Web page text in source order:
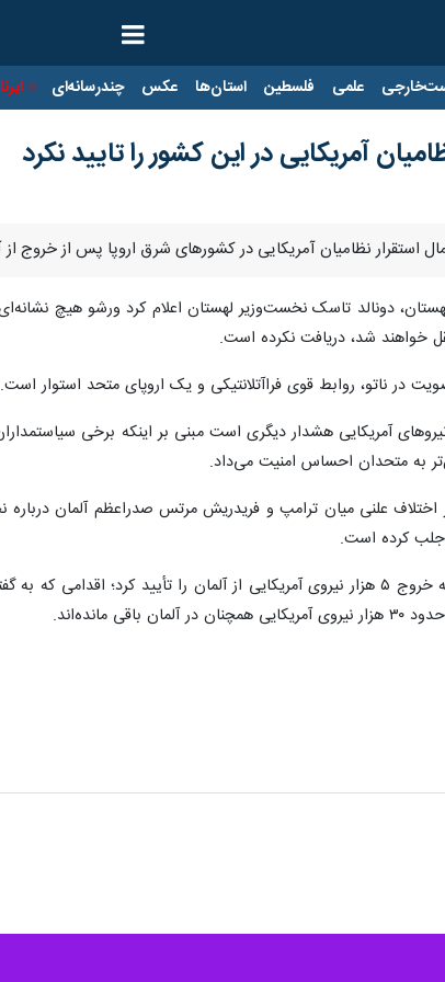
علمی فلسطین استان‌ها عکس چندرسانه‌ای ایرنا TV
آمریکایی در این کشور را تایید نکرد